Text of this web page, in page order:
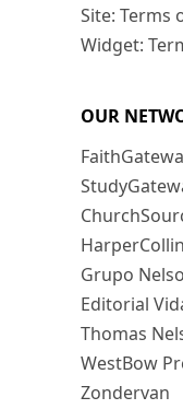
Site: Terms
Widget:
OUR
Grupo
Editorial
Thomas
WestBow
Zondervan